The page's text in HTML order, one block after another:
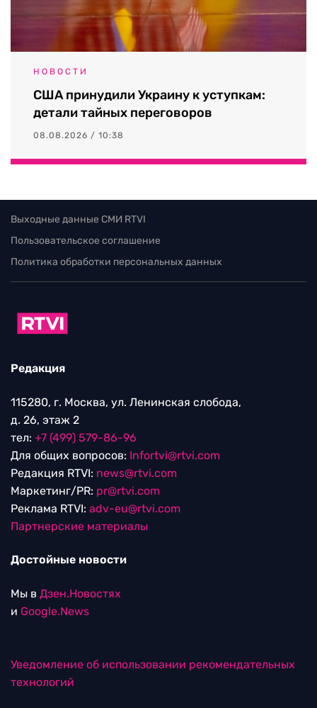
НОВОСТИ
США принудили Украину к уступкам:
детали тайных переговоров
08.08.2026 / 10:38
Выходные данные СМИ RTVI
Пользовательское соглашение
Политика обработки персональных данных
Редакция
115280, г. Москва, ул. Ленинская слобода,
д. 26, этаж 2
тел: +7 (499) 579-86-96
Для общих вопросов: Infortvi@rtvi.com
Редакция RTVI: news@rtvi.com
Маркетинг/PR: pr@rtvi.com
Реклама RTVI: adv-eu@rtvi.com
Партнерские материалы
Достойные новости
Мы в Дзен.Новостях
и Google.News
Уведомление об использовании рекомендательных
технологий